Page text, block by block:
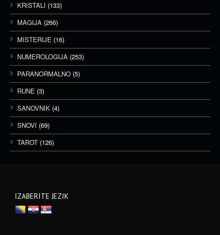
KRISTALI (133)
MAGIJA (266)
MISTERIJE (16)
NUMEROLOGIJA (253)
PARANORMALNO (5)
RUNE (3)
SANOVNIK (4)
SNOVI (69)
TAROT (126)
IZABERITE JEZIK